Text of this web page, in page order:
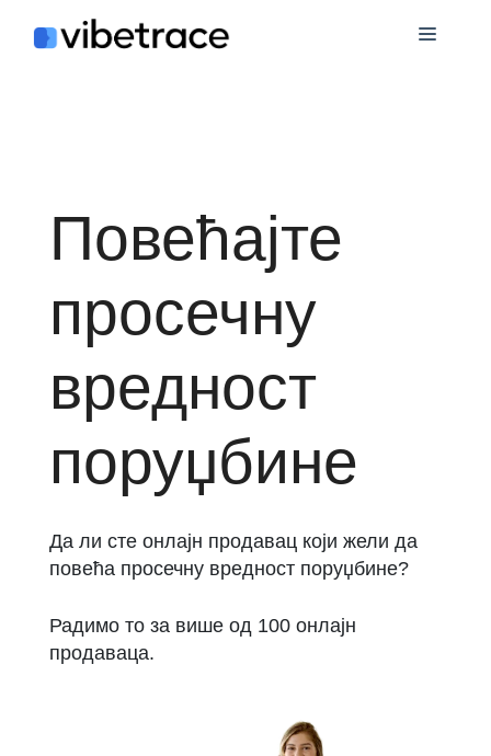
Мени
Повећајте
просечну
вредност
поруџбине
Да ли сте онлајн продавац који жели да
повећа просечну вредност поруџбине?
Радимо то за више од 100 онлајн
продаваца.